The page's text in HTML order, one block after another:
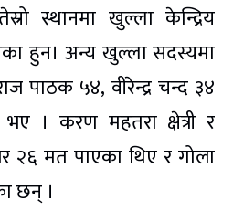
स्थानमा खुल्ला केन्द्रिय
हुन। अन्य खुल्ला सदस्यमा
पाठक ५४, वीरेन्द्र चन्द ३४
भए । करण महतरा क्षेत्री र
२६ मत पाएका थिए र गोला
छन् ।